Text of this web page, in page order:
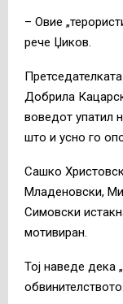
– Овие
рече Џиков.
Добрила
воведот упатил
што и усно го
Сашко
Младеновски,
Симовски
мотивиран.
Тој наведе дека
обвинителството.